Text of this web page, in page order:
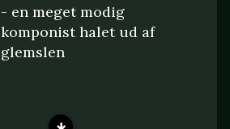
- en meget modig
komponist halet ud af
glemslen